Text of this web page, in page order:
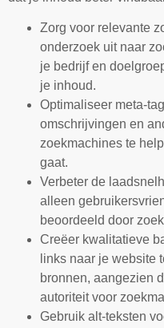
Zorg voor relevante
onderzoek uit naar
je bedrijf en
je inhoud.
Optimaliseer meta-
omschrijvingen en
zoekmachines te
gaat.
Verbeter de
alleen
beoordeeld door
Creëer kwalitatieve
links naar je website
bronnen, aangezien
autoriteit voor
Gebruik alt-teksten